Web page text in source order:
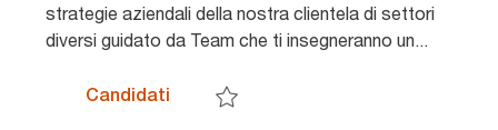
g
o
n
u
strategie aziendali della nostra clientela di settori
diversi guidato da Team che ti insegneranno un...
CandidatiStage Audit - Milano [ADT]